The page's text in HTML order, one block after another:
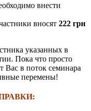
внести
вносят 222 грн
указанных в
Пока что просто
Вас в поток семинара
перемены!